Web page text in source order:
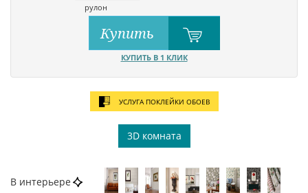
рулон
Купить
КУПИТЬ В 1 КЛИК
УСЛУГА ПОКЛЕЙКИ ОБОЕВ
3D комната
В интерьере